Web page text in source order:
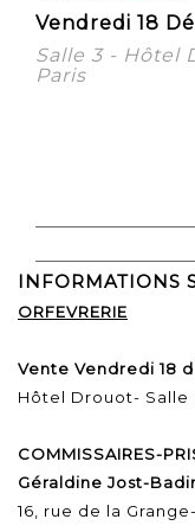
Vendredi 18
Salle 3 - Hôtel
Paris
INFORMATIONS
ORFEVRERIE
Vente Vendredi 18
Hôtel Drouot- Salle
COMMISSAIRES-
Géraldine Jost-
16, rue de la